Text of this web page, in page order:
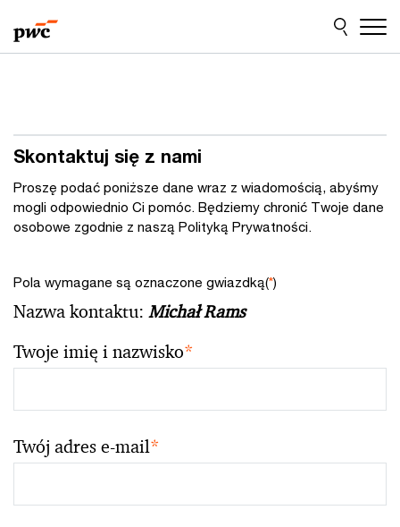
do
treści
do
stopki
Skontaktuj się z nami
Proszę podać poniższe dane wraz z wiadomością, abyśmy
mogli odpowiednio Ci pomóc. Będziemy chronić Twoje dane
osobowe zgodnie z naszą Polityką Prywatności.
Pola wymagane są oznaczone gwiazdką(*)
Nazwa kontaktu: Michał Rams
Twoje imię i nazwisko*
Twój adres e-mail*